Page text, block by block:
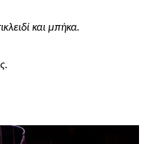
και μπήκα.